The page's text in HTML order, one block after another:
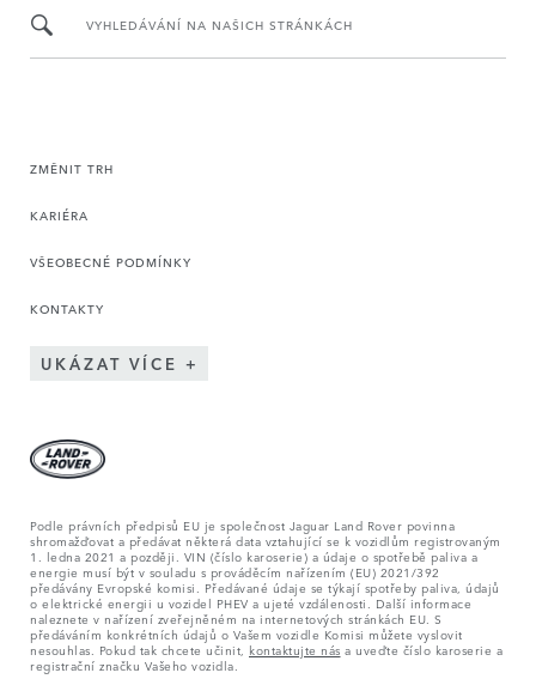
VYHLEDÁVÁNÍ NA NAŠICH STRÁNKÁCH
ZMĚNIT TRH
KARIÉRA
VŠEOBECNÉ PODMÍNKY
KONTAKTY
UKÁZAT VÍCE
Podle právních předpisů EU je společnost Jaguar Land Rover povinna
shromažďovat a předávat některá data vztahující se k vozidlům registrovaným
1. ledna 2021 a později. VIN (číslo karoserie) a údaje o spotřebě paliva a
energie musí být v souladu s prováděcím nařízením (EU) 2021/392
předávány Evropské komisi. Předávané údaje se týkají spotřeby paliva, údajů
o elektrické energii u vozidel PHEV a ujeté vzdálenosti. Další informace
naleznete v nařízení zveřejněném na internetových stránkách EU. S
předáváním konkrétních údajů o Vašem vozidle Komisi můžete vyslovit
nesouhlas. Pokud tak chcete učinit, kontaktujte nás a uveďte číslo karoserie a
registrační značku Vašeho vozidla.